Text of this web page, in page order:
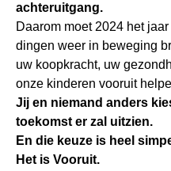
achteruitgang.
Daarom moet 2024 het
dingen weer in beweging
uw koopkracht, uw
onze kinderen vooruit
Jij en niemand anders
toekomst er zal uitzien.
En die keuze is heel
Het is Vooruit.